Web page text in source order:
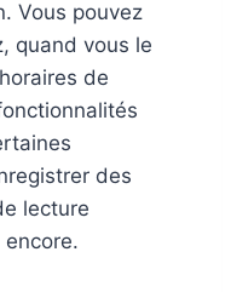
Vous pouvez
quand vous le
de
des
lecture